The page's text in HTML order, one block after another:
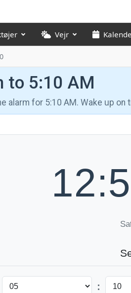
Vejr
to 5:10 AM
alarm for 5:10 AM. Wake up
: